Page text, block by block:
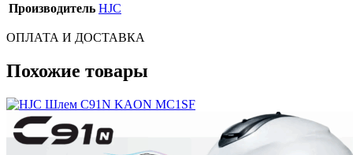
Производитель HJC
ОПЛАТА И ДОСТАВКА
Похожие товары